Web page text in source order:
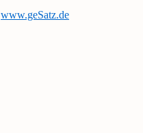
www.geSatz.de